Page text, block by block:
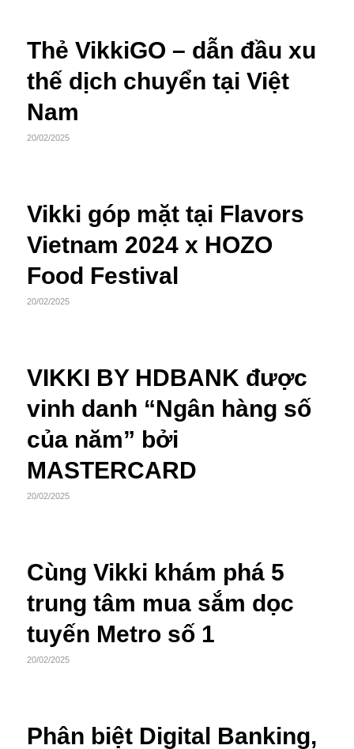
Thẻ VikkiGO – dẫn đầu xu
thế dịch chuyển tại Việt
Nam
20/02/2025
Vikki góp mặt tại Flavors
Vietnam 2024 x HOZO
Food Festival
20/02/2025
VIKKI BY HDBANK được
vinh danh “Ngân hàng số
của năm” bởi
MASTERCARD
20/02/2025
Cùng Vikki khám phá 5
trung tâm mua sắm dọc
tuyến Metro số 1
20/02/2025
Phân biệt Digital Banking,